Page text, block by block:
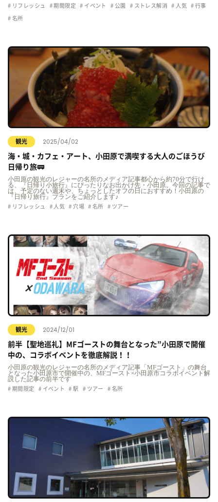
リフレッシュ 期間限定 イベント 公園 ストレス解消 人気 行事
名所
観光 2025/04/02
海・城・カフェ・アート、小田原で満喫する大人のごほうび
日帰り旅🚃
小田原の観光のレジャーの名所のメディア記事都心から約70分で行け
る、『日帰り小旅行』にぴったりなお出かけ先・小田原。今回の記事で
は、予定のない週末や、ちょっとしたオフの日におすすめ！小田原の
『日帰り旅行』プランをご紹介します♪
リフレッシュ 人気 穴場 名所 ツアー
観光 2024/12/01
前半【聖地巡礼】MFゴーストの舞台となった”小田原で開催
中の、コラボイベントを徹底解説！！
小田原の観光のレジャーの名所のメディア記事「MFゴースト」の舞台
となった小田原市で開催中の、MFゴースト×小田原市コラボイベント解
説した記事の前半です
期間限定 イベント 駅 ツアー 名所